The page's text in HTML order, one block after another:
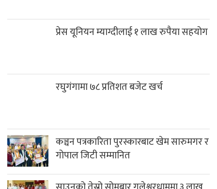
प्रेस यूनियन म्याग्दीलाई १ लाख रुपैया सहयोग
रघुगंगामा ७८ प्रतिशत बजेट खर्च
कञ्चन पत्रकारिता पुरस्कारबाट खेम सारुमगर र
गोपाल जिटी सम्मानित